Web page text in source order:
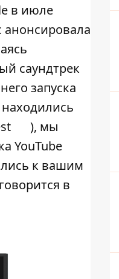
в июле
анонсировала
саундтрек
запуска
), мы
YouTube
к вашим
в